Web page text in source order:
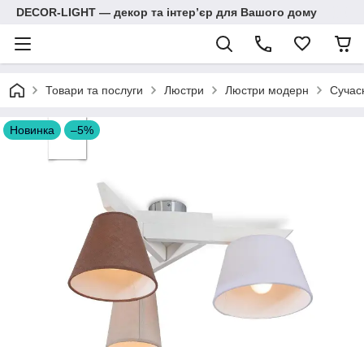
DECOR-LIGHT — декор та інтерʼєр для Вашого дому
Товари та послуги Люстри Люстри модерн
Новинка –5%